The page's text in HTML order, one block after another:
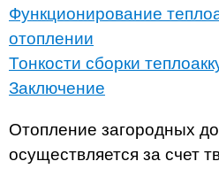
Функционирование
отоплении
Тонкости сборки
Заключение
Отопление загородных
осуществляется за счет